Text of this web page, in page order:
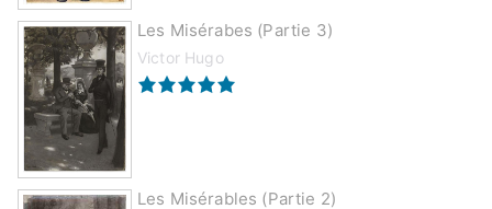
Les Misérabes (partie 3)
Victor Hugo
Les Misérables (partie 2)